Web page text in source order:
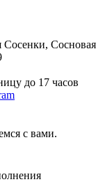
Сосенки, Сосновая
до 17 часов
с вами.